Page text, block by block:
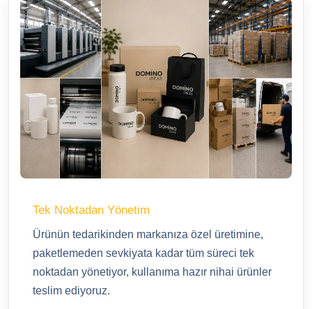
Tek Noktadan Yönetim
Ürünün tedarikinden markanıza özel üretimine,
paketlemeden sevkiyata kadar tüm süreci tek
noktadan yönetiyor, kullanıma hazır nihai ürünler
teslim ediyoruz.